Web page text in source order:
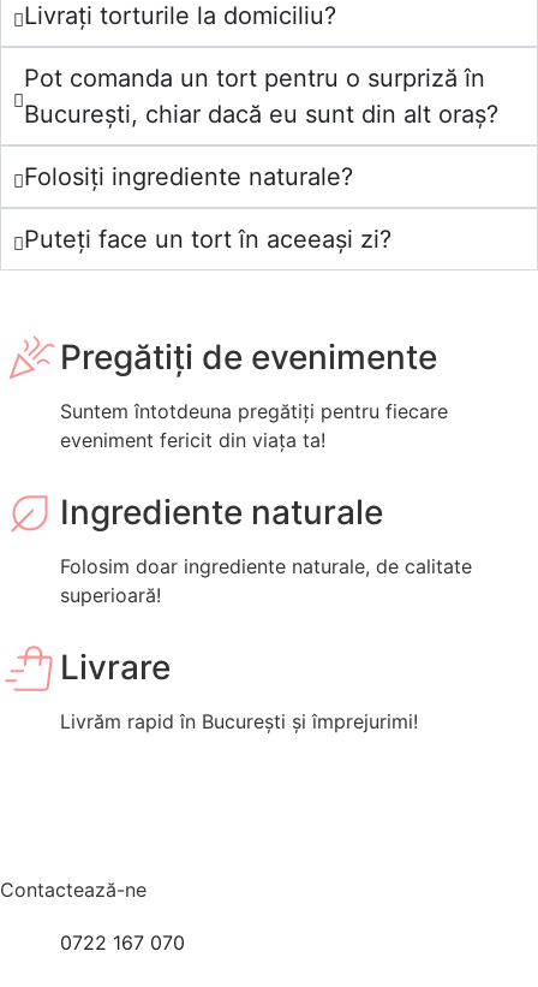
Livrați torturile la domiciliu?
Pot comanda un tort pentru o surpriză în
București, chiar dacă eu sunt din alt oraș?
Folosiți ingrediente naturale?
Puteți face un tort în aceeași zi?
Pregătiți de evenimente
Suntem întotdeuna pregătiți pentru fiecare
eveniment fericit din viața ta!
Ingrediente naturale
Folosim doar ingrediente naturale, de calitate
superioară!
Livrare
Livrăm rapid în București și împrejurimi!
Contactează-ne
0722 167 070